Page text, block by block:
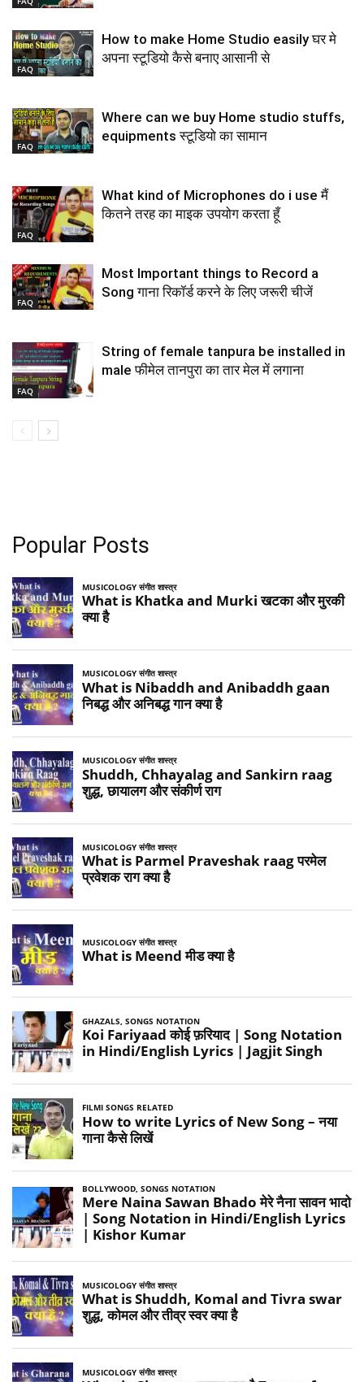
FAQ
How to make Home Studio easily घर मे
अपना स्टूडियो कैसे बनाए आसानी से
FAQ
Where can we buy Home studio stuffs,
equipments स्टूडियो का सामान
FAQ
What kind of Microphones do i use मैं
कितने तरह का माइक उपयोग करता हूँ
FAQ
Most Important things to Record a
Song गाना रिकॉर्ड करने के लिए जरूरी चीजें
FAQ
String of female tanpura be installed in
male फीमेल तानपुरा का तार मेल में लगाना
Popular Posts